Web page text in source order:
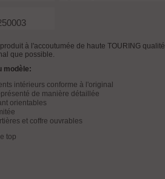
à l'accoutumée de haute TOURING qualité
que possible.
modèle:
intérieurs conforme à l'original
de manière détaillée
orientables
et coffre ouvrables
top